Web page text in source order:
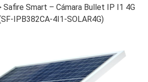
Safire Smart – Cámara Bullet IP I1 4G
IPB382CA-4I1-SOLAR4G)